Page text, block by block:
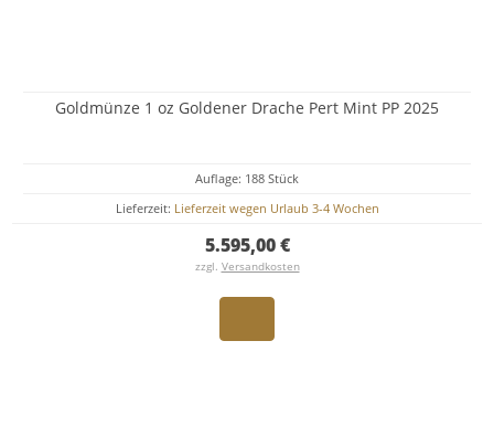
Goldmünze 1 oz Goldener Drache Pert Mint PP 2025
Auflage: 188 Stück
Lieferzeit: Lieferzeit wegen Urlaub 3-4 Wochen
5.595,00 €
zzgl. Versandkosten